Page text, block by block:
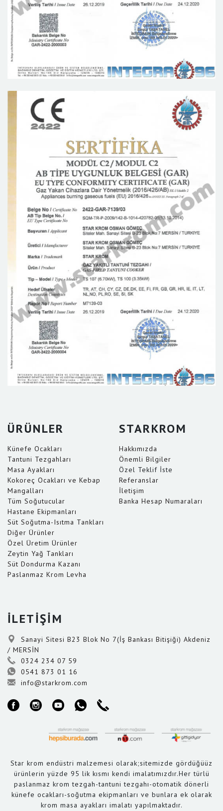
ÜRÜNLER
Künefe Ocakları
Tantuni Tezgahları
Masa Ayakları
Kokoreç Ocakları ve Kebap
Mangalları
Tüm Soğutucular
Hastane Ekipmanları
Süt Soğutma-Isıtma Tankları
Diğer Ürünler
Özel Üretim Ürünler
Zeytin Yağ Tankları
Süt Dondurma Kazanı
Paslanmaz Krom Levha
STARKROM
Hakkımızda
Önemli Bilgiler
Özel Teklif İste
Referanslar
İletişim
Banka Hesap Numaraları
İLETİŞİM
Sanayi Sitesi B23 Blok No 7(İş Bankası Bitişiği) Akdeniz
/ MERSİN
0324 234 07 59
0541 873 01 16
info@starkrom.com
Star krom endüstri malzemesi olarak;sitemizde gördüğüüz
ürünlerin yüzde 95 lik kısmı kendi imalatımızdır.Her türlü
paslanmaz krom tezgah-tantuni tezgahı-otomatik dönerli
künefe ocakları-soğutma ekipmanları ve bunlara ek olarak
krom masa ayakları imalatı yapılmaktadır.